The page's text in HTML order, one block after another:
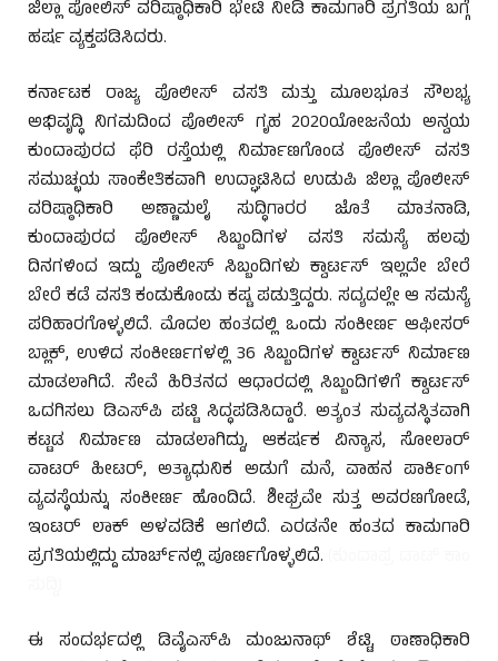
ಜಿಲ್ಲಾ ಪೋಲಿಸ್ ವರಿಷ್ಠಾಧಿಕಾರಿ ಭೇಟಿ ನೀಡಿ ಕಾಮಗಾರಿ ಪ್ರಗತಿಯ ಬಗ್ಗೆ
ಹರ್ಷ ವ್ಯಕ್ತಪಡಿಸಿದರು.
ಕರ್ನಾಟಕ ರಾಜ್ಯ ಪೊಲೀಸ್ ವಸತಿ ಮತ್ತು ಮೂಲಭೂತ ಸೌಲಭ್ಯ
ಅಭಿವೃದ್ಧಿ ನಿಗಮದಿಂದ ಪೊಲೀಸ್ ಗೃಹ 2020ಯೋಜನೆಯ ಅನ್ವಯ
ಕುಂದಾಪುರದ ಫೆರಿ ರಸ್ತೆಯಲ್ಲಿ ನಿರ್ಮಾಣಗೊಂಡ ಪೊಲೀಸ್ ವಸತಿ
ಸಮುಚ್ಛಯ ಸಾಂಕೇತಿಕವಾಗಿ ಉದ್ಘಾಟಿಸಿದ ಉಡುಪಿ ಜಿಲ್ಲಾ ಪೊಲೀಸ್
ವರಿಷ್ಠಾಧಿಕಾರಿ ಅಣ್ಣಾಮಲೈ ಸುದ್ಧಿಗಾರರ ಜೊತೆ ಮಾತನಾಡಿ,
ಕುಂದಾಪುರದ ಪೊಲೀಸ್ ಸಿಬ್ಬಂದಿಗಳ ವಸತಿ ಸಮಸ್ಯೆ ಹಲವು
ದಿನಗಳಿಂದ ಇದ್ದು ಪೊಲೀಸ್ ಸಿಬ್ಬಂದಿಗಳು ಕ್ವಾರ್ಟಸ್ ಇಲ್ಲದೇ ಬೇರೆ
ಬೇರೆ ಕಡೆ ವಸತಿ ಕಂಡುಕೊಂಡು ಕಷ್ಟ ಪಡುತ್ತಿದ್ದರು. ಸದ್ಯದಲ್ಲೇ ಆ ಸಮಸ್ಯೆ
ಪರಿಹಾರಗೊಳ್ಳಲಿದೆ. ಮೊದಲ ಹಂತದಲ್ಲಿ ಒಂದು ಸಂಕೀರ್ಣ ಆಫೀಸರ್
ಬ್ಲಾಕ್, ಉಳಿದ ಸಂಕೀರ್ಣಗಳಲ್ಲಿ 36 ಸಿಬ್ಬಂದಿಗಳ ಕ್ವಾರ್ಟಸ್ ನಿರ್ಮಾಣ
ಮಾಡಲಾಗಿದೆ. ಸೇವೆ ಹಿರಿತನದ ಆಧಾರದಲ್ಲಿ ಸಿಬ್ಬಂದಿಗಳಿಗೆ ಕ್ವಾರ್ಟಸ್
ಒದಗಿಸಲು ಡಿಎಸ್‌ಪಿ ಪಟ್ಟಿ ಸಿದ್ಧಪಡಿಸಿದ್ದಾರೆ. ಅತ್ಯಂತ ಸುವ್ಯವಸ್ಥಿತವಾಗಿ
ಕಟ್ಟಡ ನಿರ್ಮಾಣ ಮಾಡಲಾಗಿದ್ದು, ಆಕರ್ಷಕ ವಿನ್ಯಾಸ, ಸೋಲಾರ್
ವಾಟರ್ ಹೀಟರ್, ಅತ್ಯಾಧುನಿಕ ಅಡುಗೆ ಮನೆ, ವಾಹನ ಪಾರ್ಕಿಂಗ್
ವ್ಯವಸ್ಥೆಯನ್ನು ಸಂಕೀರ್ಣ ಹೊಂದಿದೆ. ಶೀಘ್ರವೇ ಸುತ್ತ ಅವರಣಗೋಡೆ,
ಇಂಟರ್ ಲಾಕ್ ಅಳವಡಿಕೆ ಆಗಲಿದೆ. ಎರಡನೇ ಹಂತದ ಕಾಮಗಾರಿ
ಪ್ರಗತಿಯಲ್ಲಿದ್ದು ಮಾರ್ಚ್‌ನಲ್ಲಿ ಪೂರ್ಣಗೊಳ್ಳಲಿದೆ.
ಈ ಸಂದರ್ಭದಲ್ಲಿ ಡಿವೈಎಸ್‌ಪಿ ಮಂಜುನಾಥ್ ಶೆಟ್ಟಿ, ಠಾಣಾಧಿಕಾರಿ